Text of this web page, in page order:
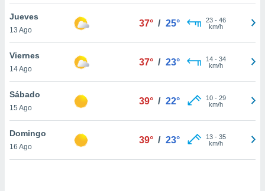
de
sitio
de que
sean
para
ni para
Jueves
13 Ago
37° / 25° 23- 46
km/h
Viernes
14 Ago
37° / 23° 14- 34
km/h
Sábado
15 Ago
39° / 22° 10- 29
km/h
Domingo
16 Ago
39° / 23° 13- 35
km/h